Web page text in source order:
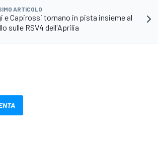
ARTICOLO
e Capirossi tornano in pista insieme al
sulle RSV4 dell'Aprilia